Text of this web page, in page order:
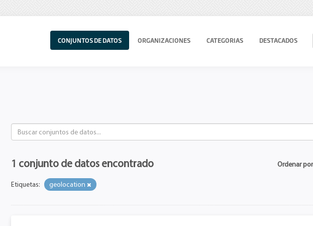
CONJUNTOS DE DATOS ORGANIZACIONES CATEGORIAS DESTACADOS
Ordenar por
1 conjunto de datos encontrado
Etiquetas: geolocation